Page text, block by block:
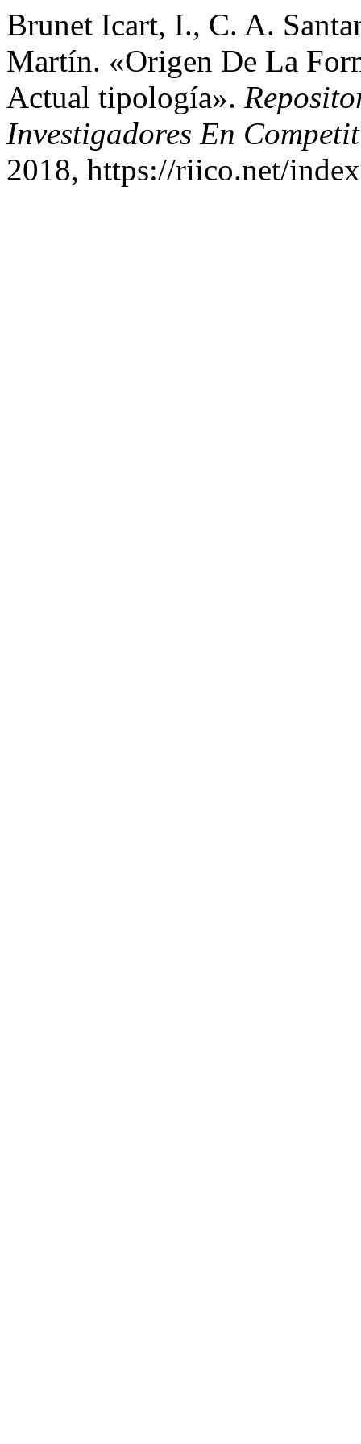
Brunet Icart, I., C. A.
Martín. «Origen De La
Actual tipología».
Investigadores En
2018, https://riico.net/